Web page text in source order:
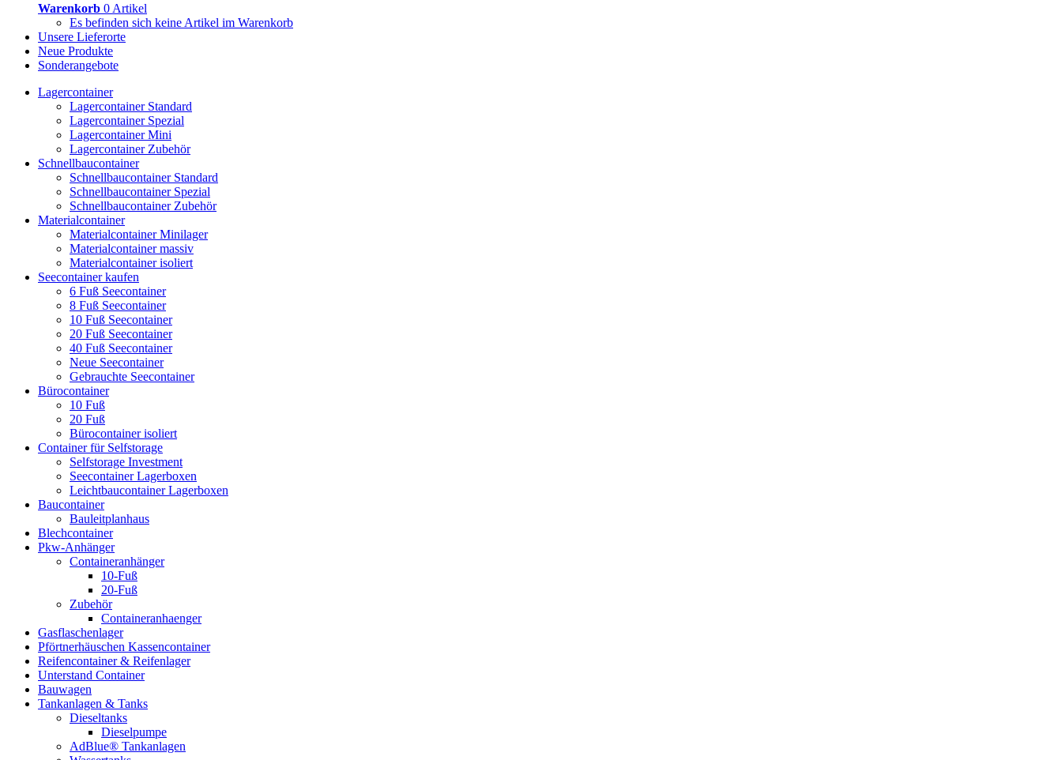
Warenkorb 0 Artikel
Es befinden sich keine Artikel im Warenkorb
Unsere Lieferorte
Neue Produkte
Sonderangebote
Lagercontainer
Lagercontainer Standard
Lagercontainer Spezial
Lagercontainer Mini
Lagercontainer Zubehör
Schnellbaucontainer
Schnellbaucontainer Standard
Schnellbaucontainer Spezial
Schnellbaucontainer Zubehör
Materialcontainer
Materialcontainer Minilager
Materialcontainer massiv
Materialcontainer isoliert
Seecontainer kaufen
6 Fuß Seecontainer
8 Fuß Seecontainer
10 Fuß Seecontainer
20 Fuß Seecontainer
40 Fuß Seecontainer
Neue Seecontainer
Gebrauchte Seecontainer
Bürocontainer
10 Fuß
20 Fuß
Bürocontainer isoliert
Container für Selfstorage
Selfstorage Investment
Seecontainer Lagerboxen
Leichtbaucontainer Lagerboxen
Baucontainer
Bauleitplanhaus
Blechcontainer
Pkw-Anhänger
Containeranhänger
10-Fuß
20-Fuß
Zubehör
Containeranhaenger
Gasflaschenlager
Pförtnerhäuschen Kassencontainer
Reifencontainer & Reifenlager
Unterstand Container
Bauwagen
Tankanlagen & Tanks
Dieseltanks
Dieselpumpe
AdBlue® Tankanlagen